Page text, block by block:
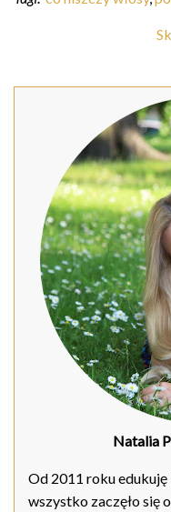
Natalia
Od 2011 roku edukuję
wszystko zaczęło się